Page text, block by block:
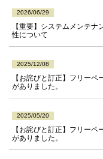
2026/06/29
【重要】システムメンテ
性について
2025/12/08
【お詫びと訂正】フリー
がありました。
2025/05/20
【お詫びと訂正】フリー
がありました。